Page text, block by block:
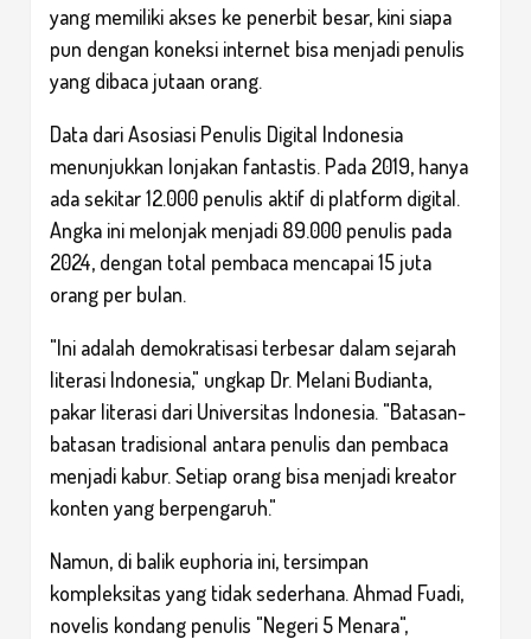
yang memiliki akses ke penerbit besar, kini siapa
pun dengan koneksi internet bisa menjadi penulis
yang dibaca jutaan orang.
Data dari Asosiasi Penulis Digital Indonesia
menunjukkan lonjakan fantastis. Pada 2019, hanya
ada sekitar 12.000 penulis aktif di platform digital.
Angka ini melonjak menjadi 89.000 penulis pada
2024, dengan total pembaca mencapai 15 juta
orang per bulan.
"Ini adalah demokratisasi terbesar dalam sejarah
literasi Indonesia," ungkap Dr. Melani Budianta,
pakar literasi dari Universitas Indonesia. "Batasan-
batasan tradisional antara penulis dan pembaca
menjadi kabur. Setiap orang bisa menjadi kreator
konten yang berpengaruh."
Namun, di balik euphoria ini, tersimpan
kompleksitas yang tidak sederhana. Ahmad Fuadi,
novelis kondang penulis "Negeri 5 Menara",